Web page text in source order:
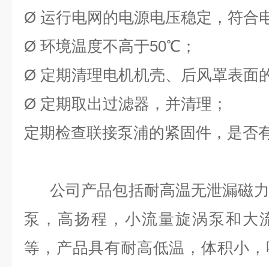
Ø 运行电网的电源电压稳定，符合
Ø 环境温度不高于50℃；
Ø 定期清理电机机壳、后风罩表面
Ø 定期取出过滤器，并清理；
定期检查联接泵浦的紧固件，是否
公司产品包括耐高温无泄漏磁
泵，高扬程，小流量旋涡泵和大
等，产品具有耐高低温，体积小